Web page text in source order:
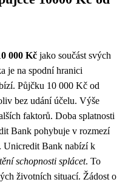
000 Kč jako součást svých
je na spodní hranici
Půjčku 10 000 Kč od
bez udání účelu. Výše
faktorů. Doba splatnosti
Bank pohybuje v rozmezí
Unicredit Bank nabízí k
schopnosti splácet. To
životních situací. Žádost o